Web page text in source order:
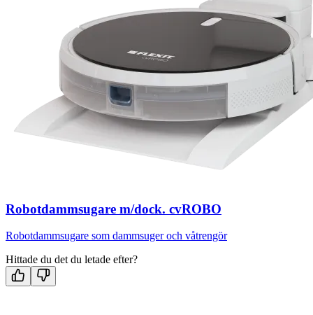
Robotdammsugare m/dock. cvROBO
Robotdammsugare som dammsuger och våtrengör
Hittade du det du letade efter?